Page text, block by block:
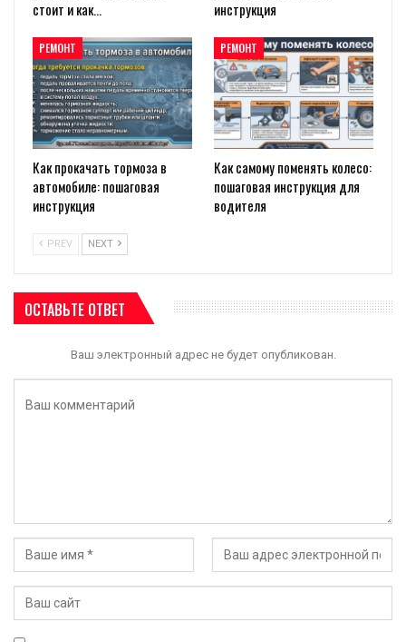
стоит и как…
инструкция
РЕМОНТ
Как прокачать тормоза в
автомобиле: пошаговая
инструкция
РЕМОНТ
Как самому поменять колесо:
пошаговая инструкция для
водителя
PREV NEXT
ОСТАВЬТЕ ОТВЕТ
Ваш электронный адрес не будет опубликован.